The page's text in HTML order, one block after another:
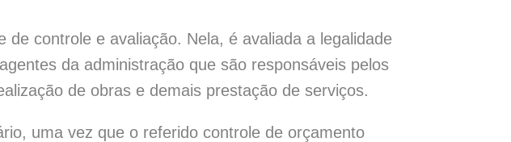
controle e avaliação. Nela, é avaliada a legalidade
da administração que são responsáveis pelos
de obras e demais prestação de serviços.
uma vez que o referido controle de orçamento